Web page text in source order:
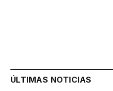
ÚLTIMAS NOTICIAS